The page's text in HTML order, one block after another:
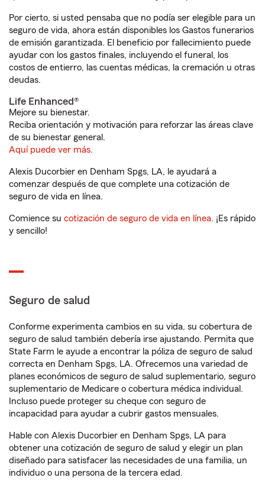
Por cierto, si usted pensaba que no podía ser elegible para un
seguro de vida, ahora están disponibles los Gastos funerarios
de emisión garantizada. El beneficio por fallecimiento puede
ayudar con los gastos finales, incluyendo el funeral, los
costos de entierro, las cuentas médicas, la cremación u otras
deudas.
Life Enhanced®
Mejore su bienestar.
Reciba orientación y motivación para reforzar las áreas clave
de su bienestar general.
Aquí puede ver más.
Alexis Ducorbier en Denham Spgs, LA, le ayudará a
comenzar después de que complete una cotización de
seguro de vida en línea.
Comience su cotización de seguro de vida en línea. ¡Es rápido
y sencillo!
Seguro de salud
Conforme experimenta cambios en su vida, su cobertura de
seguro de salud también debería irse ajustando. Permita que
State Farm le ayude a encontrar la póliza de seguro de salud
correcta en Denham Spgs, LA. Ofrecemos una variedad de
planes económicos de seguro de salud suplementario, seguro
suplementario de Medicare o cobertura médica individual.
Incluso puede proteger su cheque con seguro de
incapacidad para ayudar a cubrir gastos mensuales.
Hable con Alexis Ducorbier en Denham Spgs, LA para
obtener una cotización de seguro de salud y elegir un plan
diseñado para satisfacer las necesidades de una familia, un
individuo o una persona de la tercera edad.